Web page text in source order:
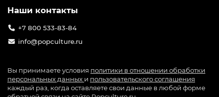
Наши контакты
+7 800 533-83-84
info@popculture.ru
Вы принимаете условия политики в отношении обработки
персональных данных и пользовательского соглашения
каждый раз, когда оставляете свои данные в любой форме